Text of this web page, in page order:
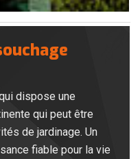
dispose une
qui peut être
de jardinage. Un
fiable pour la vie